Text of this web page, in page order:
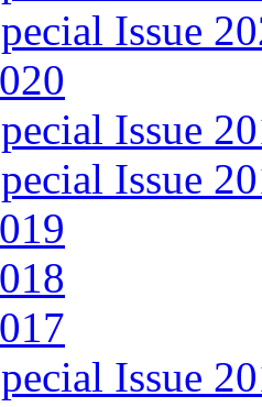
Issue
Issue
Issue
Issue